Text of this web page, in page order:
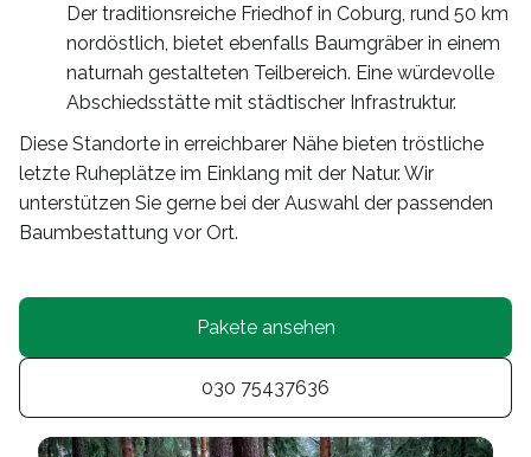
Der traditionsreiche Friedhof in Coburg, rund 50 km
nordöstlich, bietet ebenfalls Baumgräber in einem
naturnah gestalteten Teilbereich. Eine würdevolle
Abschiedsstätte mit städtischer Infrastruktur.
Diese Standorte in erreichbarer Nähe bieten tröstliche
letzte Ruheplätze im Einklang mit der Natur. Wir
unterstützen Sie gerne bei der Auswahl der passenden
Baumbestattung vor Ort.
Pakete ansehen
030 75437636